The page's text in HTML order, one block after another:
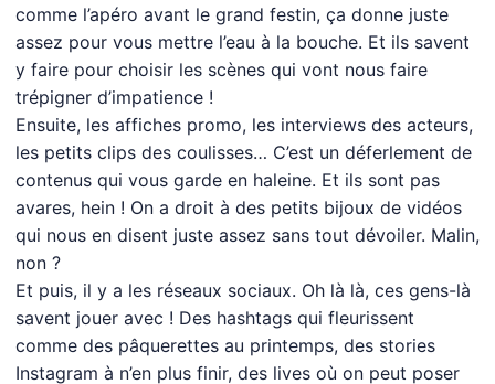
comme l’apéro avant le grand festin, ça donne juste
assez pour vous mettre l’eau à la bouche. Et ils savent
y faire pour choisir les scènes qui vont nous faire
trépigner d’impatience !
Ensuite, les affiches promo, les interviews des acteurs,
les petits clips des coulisses… C’est un déferlement de
contenus qui vous garde en haleine. Et ils sont pas
avares, hein ! On a droit à des petits bijoux de vidéos
qui nous en disent juste assez sans tout dévoiler. Malin,
non ?
Et puis, il y a les réseaux sociaux. Oh là là, ces gens-là
savent jouer avec ! Des hashtags qui fleurissent
comme des pâquerettes au printemps, des stories
Instagram à n’en plus finir, des lives où on peut poser